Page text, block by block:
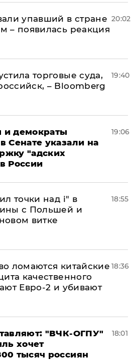
упавший в стране
– появилась реакция
20:02
торговые суда,
– Bloomberg
19:40
и демократы
Сенате указали на
"адских
России
19:06
точки над і" в
с Польшей и
витке
18:55
ломаются китайские
качественного
Евро-2 и убивают
18:36
"ВЧК-ОГПУ"
хочет
тысяч россиян
18:01